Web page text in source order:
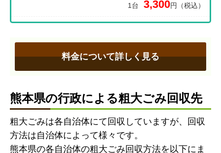
1台 3,300円（税込）
料金について詳しく見る
熊本県の行政による粗大ごみ回収先
粗大ごみは各自治体にて回収していますが、回収
方法は自治体によって様々です。
熊本県の各自治体の粗大ごみ回収方法を以下にま